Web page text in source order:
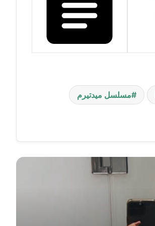
مسلسل ميدتيرم